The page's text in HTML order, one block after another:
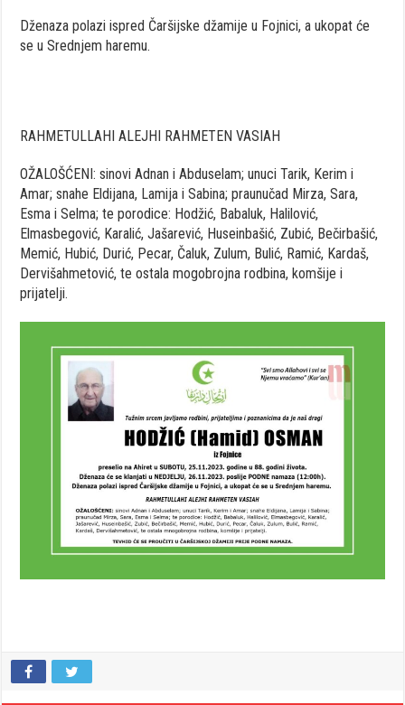
Dženaza polazi ispred Čaršijske džamije u Fojnici, a ukopat će
se u Srednjem haremu.
RAHMETULLAHI ALEJHI RAHMETEN VASIAH
OŽALOŠĆENI: sinovi Adnan i Abduselam; unuci Tarik, Kerim i
Amar; snahe Eldijana, Lamija i Sabina; praunučad Mirza, Sara,
Esma i Selma; te porodice: Hodžić, Babaluk, Halilović,
Elmasbegović, Karalić, Jašarević, Huseinbašić, Zubić, Bečirbašić,
Memić, Hubić, Durić, Pecar, Čaluk, Zulum, Bulić, Ramić, Kardaš,
Dervišahmetović, te ostala mogobrojna rodbina, komšije i
prijatelji.